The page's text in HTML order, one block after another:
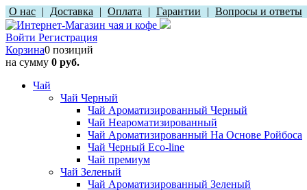
О нас | Доставка | Оплата | Гарантии | Вопросы и ответы
Войти Регистрация
Корзина0 позиций
на сумму 0 руб.
Чай
Чай Черный
Чай Ароматизированный Черный
Чай Неароматизированный
Чай Ароматизированный На Основе Ройбоса
Чай Черный Eco-line
Чай премиум
Чай Зеленый
Чай Ароматизированный Зеленый